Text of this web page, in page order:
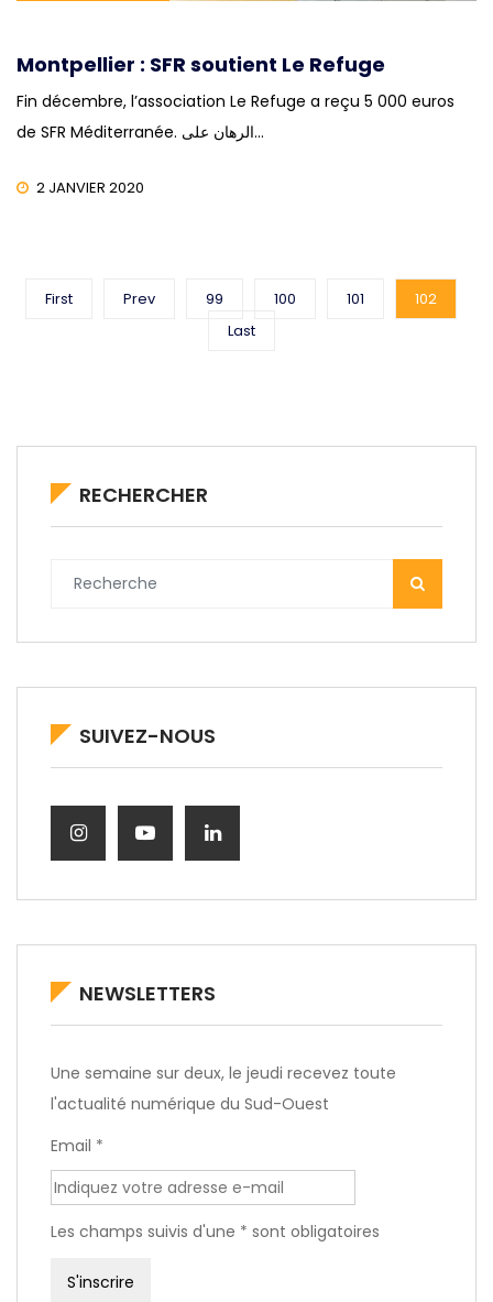
Montpellier : SFR soutient Le Refuge
Fin décembre, l’association Le Refuge a reçu 5 000 euros
de SFR Méditerranée. الرهان على…
2 JANVIER 2020
First Prev 99 100 101
102
Last
RECHERCHER
SUIVEZ-NOUS
NEWSLETTERS
Une semaine sur deux, le jeudi recevez toute
l'actualité numérique du Sud-Ouest
Email *
Les champs suivis d'une * sont obligatoires